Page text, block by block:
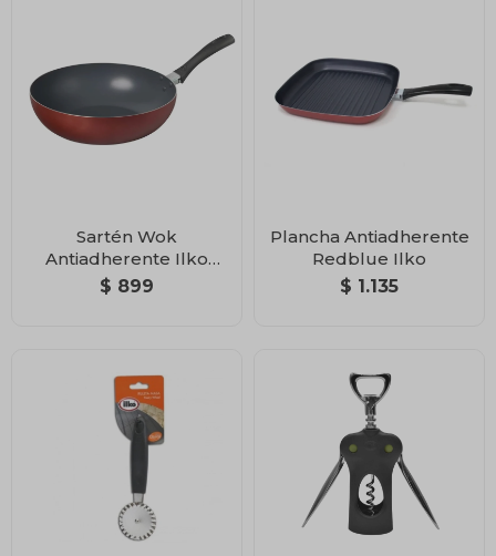
Sartén Wok
Antiadherente Ilko
Redblue
$ 899
Plancha Antiadherente
Redblue Ilko
$ 1.135